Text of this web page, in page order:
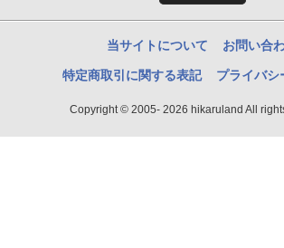
当サイトについて お問い合
特定商取引に関する表記 プライバシ
Copyright © 2005- 2026 hikaruland All